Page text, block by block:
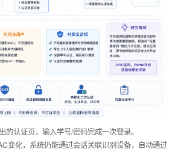
的认证页，输入学号/密码完成一次登录。
变化，系统仍能通过会话关联识别设备，自动通过